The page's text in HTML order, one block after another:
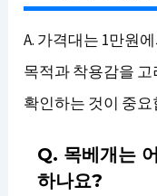
A. 가격대는 1만원
목적과 착용감을
확인하는 것이 중요
Q. 목베개는
하나요?